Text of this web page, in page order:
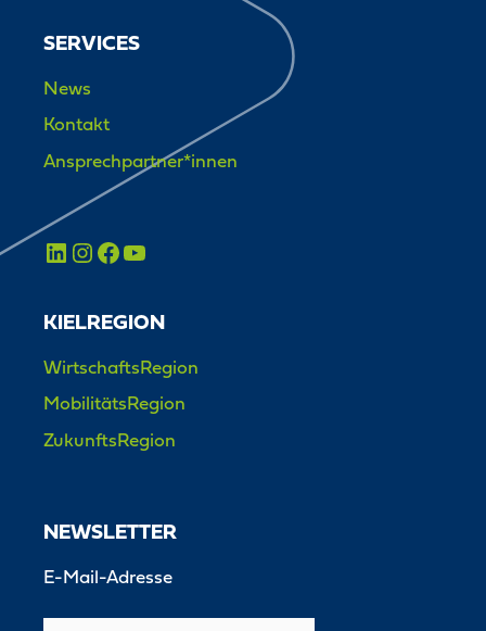
SERVICES
News
Kontakt
Ansprechpartner*innen
KIELREGION
WirtschaftsRegion
MobilitätsRegion
ZukunftsRegion
NEWSLETTER
E-Mail-Adresse